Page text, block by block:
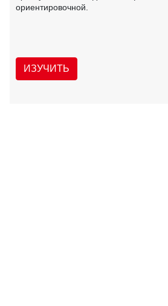
ориентировочной.
ИЗУЧИТЬ